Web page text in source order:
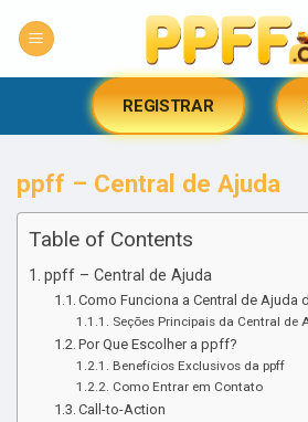
REGISTRAR
ppff – Central de Ajuda
Table of Contents
ppff – Central de Ajuda
Como Funciona a Central de Ajuda
Seções Principais da Central de
Por Que Escolher a ppff?
Benefícios Exclusivos da ppff
Como Entrar em Contato
Call-to-Action